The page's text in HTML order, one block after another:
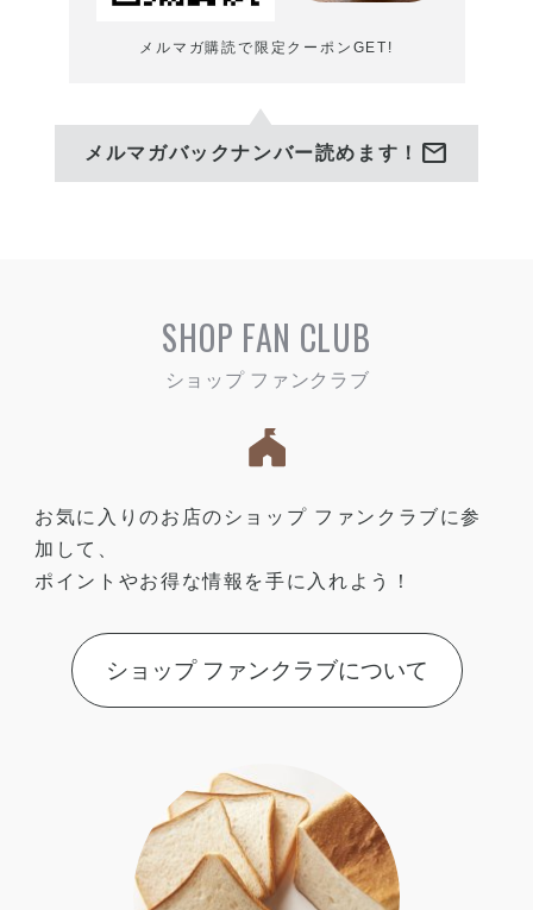
メルマガ購読で限定クーポンGET!
メルマガバックナンバー読めます！ mail
SHOP FAN CLUB
お気に入りのお店のショップ ファンクラブに参
加して、
ポイントやお得な情報を手に入れよう！
ショップ ファンクラブについて